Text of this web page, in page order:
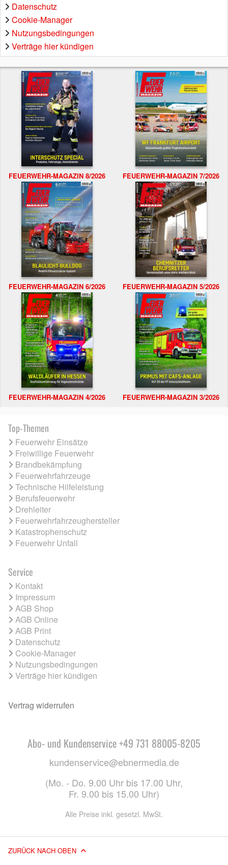
Datenschutz
Cookie-Manager
Nutzungsbedingungen
Verträge hier kündigen
FEUERWEHR-MAGAZIN 8/2026 FEUERWEHR-MAGAZIN 7/2026
FEUERWEHR-MAGAZIN 6/2026 FEUERWEHR-MAGAZIN 5/2026
FEUERWEHR-MAGAZIN 4/2026 FEUERWEHR-MAGAZIN 3/2026
Top-Themen
Feuerwehr Einsätze
Freiwillige Feuerwehr
Brandbekämpfung
Feuerwehrfahrzeuge
Technische Hilfeleistung
Berufsfeuerwehr
Drehleiter
Feuerwehrfahrzeughersteller
Katastrophenschutz
Feuerwehr Unfall
Service
Kontakt
Impressum
AGB Shop
AGB Online
AGB Print
Datenschutz
Cookie-Manager
Nutzungsbedingungen
Verträge hier kündigen
Vertrag widerrufen
Abo- und Kundenservice +49 731 88005-8205
kundenservice@ebnermedia.de
(Mo. - Do. 9.00 Uhr bis 17.00 Uhr,
Fr. 9.00 bis 15.00 Uhr)
Alle Preise inkl. gesetzl. MwSt.
ZURÜCK NACH OBEN